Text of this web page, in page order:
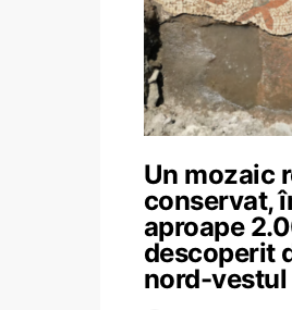
Un mozaic
conservat,
aproape
descoperit
nord-